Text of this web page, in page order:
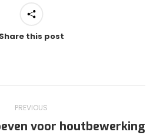
Share this post
PREVIOUS
Previous
voor houtbewerking